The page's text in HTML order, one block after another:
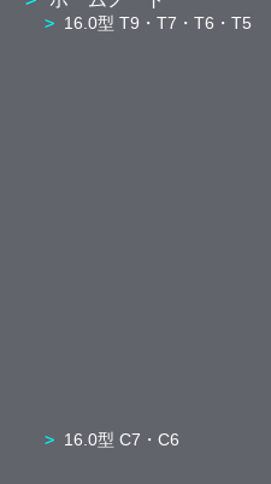
16.0型 T9・T7・T6・T5
16.0型 C7・C6